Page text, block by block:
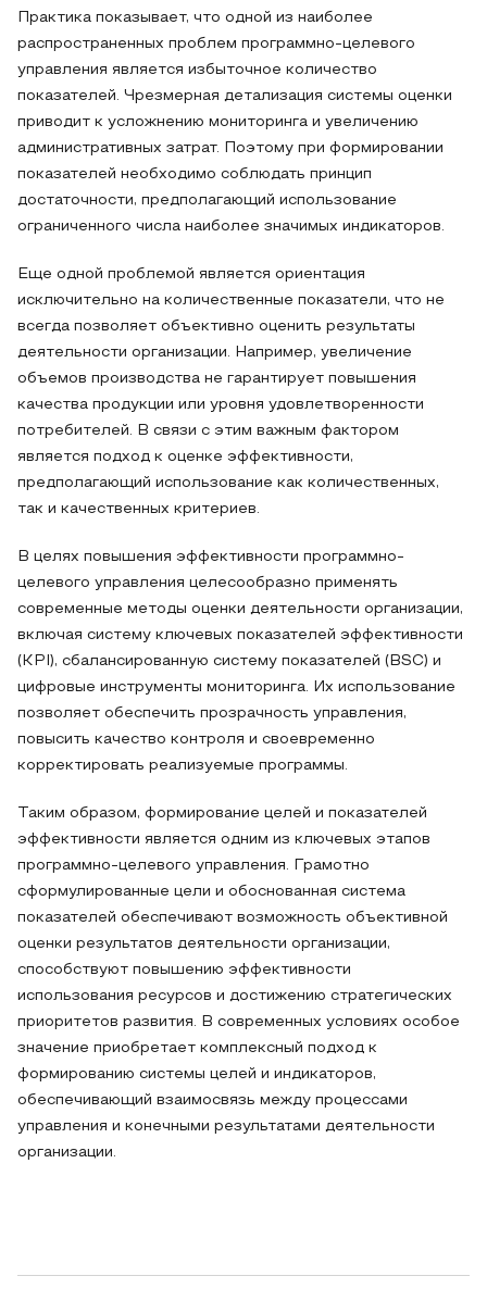
Практика показывает, что одной из наиболее
распространенных проблем программно-целевого
управления является избыточное количество
показателей. Чрезмерная детализация системы оценки
приводит к усложнению мониторинга и увеличению
административных затрат. Поэтому при формировании
показателей необходимо соблюдать принцип
достаточности, предполагающий использование
ограниченного числа наиболее значимых индикаторов.
Еще одной проблемой является ориентация
исключительно на количественные показатели, что не
всегда позволяет объективно оценить результаты
деятельности организации. Например, увеличение
объемов производства не гарантирует повышения
качества продукции или уровня удовлетворенности
потребителей. В связи с этим важным фактором
является подход к оценке эффективности,
предполагающий использование как количественных,
так и качественных критериев.
В целях повышения эффективности программно-
целевого управления целесообразно применять
современные методы оценки деятельности организации,
включая систему ключевых показателей эффективности
(KPI), сбалансированную систему показателей (BSC) и
цифровые инструменты мониторинга. Их использование
позволяет обеспечить прозрачность управления,
повысить качество контроля и своевременно
корректировать реализуемые программы.
Таким образом, формирование целей и показателей
эффективности является одним из ключевых этапов
программно-целевого управления. Грамотно
сформулированные цели и обоснованная система
показателей обеспечивают возможность объективной
оценки результатов деятельности организации,
способствуют повышению эффективности
использования ресурсов и достижению стратегических
приоритетов развития. В современных условиях особое
значение приобретает комплексный подход к
формированию системы целей и индикаторов,
обеспечивающий взаимосвязь между процессами
управления и конечными результатами деятельности
организации.